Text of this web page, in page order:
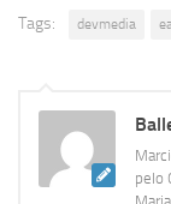
Tags: devmedia
pelo